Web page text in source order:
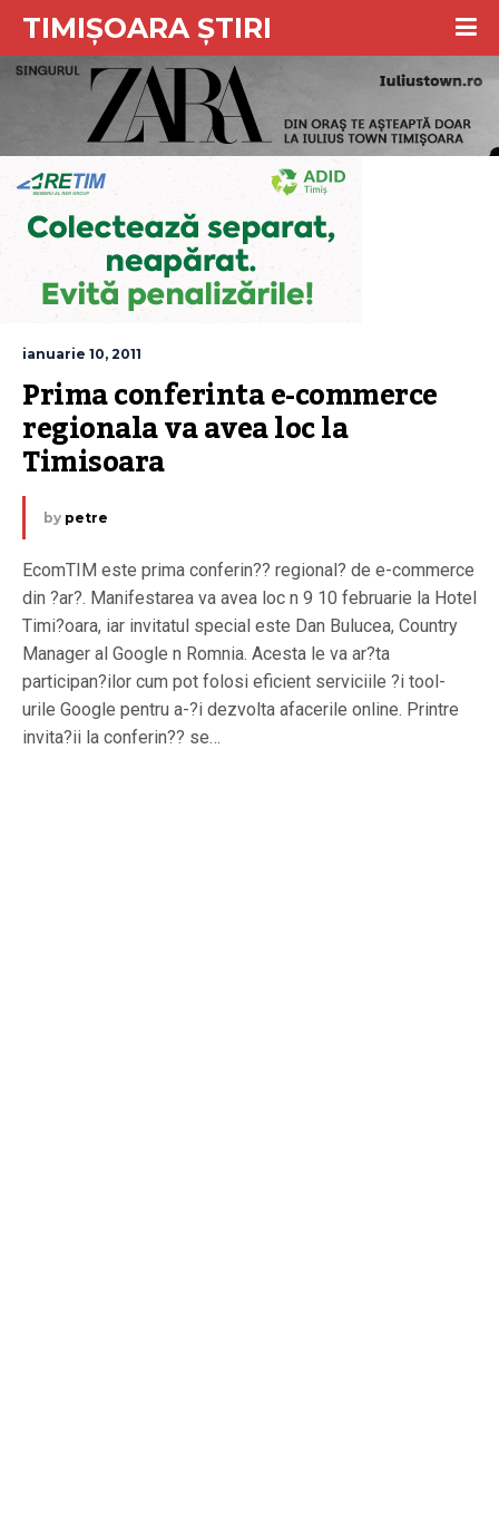
TIMIȘOARA ȘTIRI
ianuarie 10, 2011
Prima conferinta e-commerce
regionala va avea loc la
Timisoara
by petre
EcomTIM este prima conferin?? regional? de e-commerce
din ?ar?. Manifestarea va avea loc n 9 10 februarie la Hotel
Timi?oara, iar invitatul special este Dan Bulucea, Country
Manager al Google n Romnia. Acesta le va ar?ta
participan?ilor cum pot folosi eficient serviciile ?i tool-
urile Google pentru a-?i dezvolta afacerile online. Printre
invita?ii la conferin?? se…